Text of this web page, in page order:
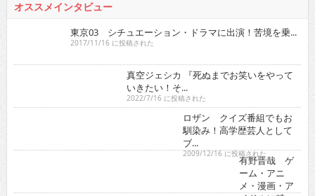
東京03 シチュエーション・ドラマに出演！苦境を乗...
ロザン クイズ番組でもお馴染み！高学歴芸人として
有野晋哉 ゲーム・アニメ・漫画・アイドルに精通！
ゴー☆ジャス 『夢が叶うというのは直線ではなくい